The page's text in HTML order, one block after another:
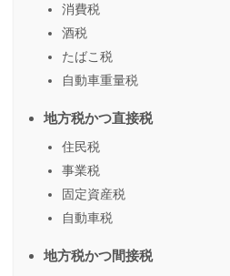
消費税
酒税
たばこ税
自動車重量税
地方税かつ直接税
住民税
事業税
固定資産税
自動車税
地方税かつ間接税